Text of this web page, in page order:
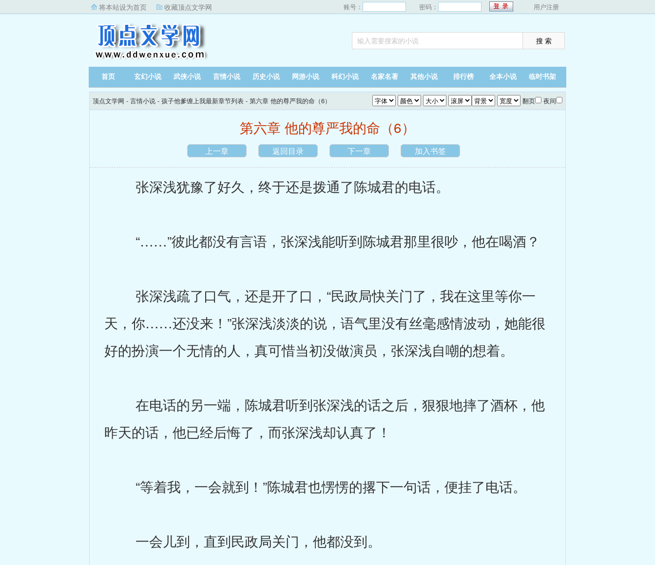
将本站设为首页 收藏顶点文学网 账号： 密码： 用户注册
首页 玄幻小说 武侠小说 言情小说 历史小说 网游小说 科幻小说 名家名著 其他小说 排行榜 全本小说 临时书架
顶点文学网 - 言情小说 - 孩子他爹缠上我最新章节列表 - 第六章 他的尊严我的命（6） 翻页 夜间
第六章 他的尊严我的命（6）
上一章 返回目录 下一章 加入书签
张深浅犹豫了好久，终于还是拨通了陈城君的电话。
“……”彼此都没有言语，张深浅能听到陈城君那里很吵，他在喝酒？
张深浅疏了口气，还是开了口，“民政局快关门了，我在这里等你一
天，你……还没来！”张深浅淡淡的说，语气里没有丝毫感情波动，她能很
好的扮演一个无情的人，真可惜当初没做演员，张深浅自嘲的想着。
在电话的另一端，陈城君听到张深浅的话之后，狠狠地摔了酒杯，他
昨天的话，他已经后悔了，而张深浅却认真了！
“等着我，一会就到！”陈城君也愣愣的撂下一句话，便挂了电话。
一会儿到，直到民政局关门，他都没到。